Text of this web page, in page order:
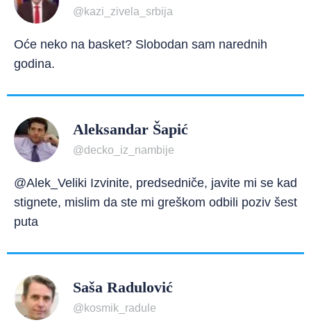
@kazi_zivela_srbija
Oće neko na basket? Slobodan sam narednih
godina.
Aleksandar Šapić
@decko_iz_nambije
@Alek_Veliki Izvinite, predsedniče, javite mi se kad
stignete, mislim da ste mi greškom odbili poziv šest
puta
Saša Radulović
@kosmik_radule